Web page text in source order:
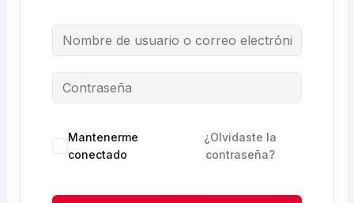
Mantenerme
conectado
¿Olvidaste la
contraseña?